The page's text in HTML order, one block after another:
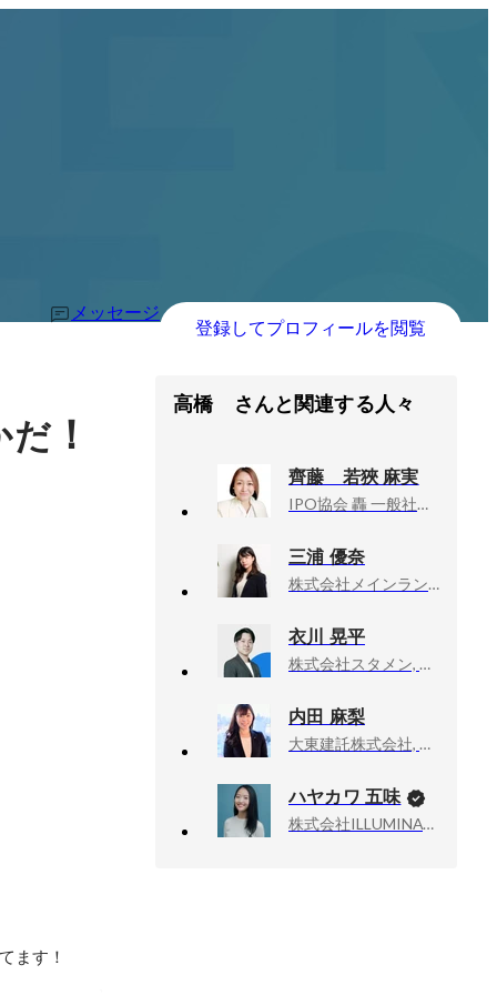
メッセージ
登録してプロフィールを閲覧
だ！
高橋 さんと関連する人々
齊藤 若狹 麻実
IPO協会 轟 一般社団法人, Organization & Human Capital Success Partner
三浦 優奈
株式会社メインランドジャパン, サブマネージャー 係長
衣川 晃平
株式会社スタメン, 法人営業部 営業部長
内田 麻梨
大東建託株式会社, 人事部人材開発課
ハヤカワ 五味
株式会社ILLUMINATE, 代表取締役